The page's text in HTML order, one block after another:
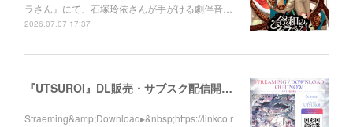
ラさん』にて、石塚玲依さんが手がける劇伴音…
2026.07.07 17:37
『UTSUROI』DL販売・サブスク配信開始！
Straeming&amp;Download▸&nbsp;https://linkco.r